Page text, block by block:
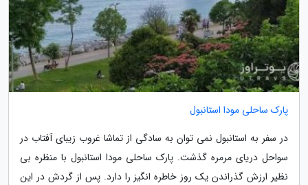
پارک ساحلی مودا استانبول
در سفر به استانبول نمی توان به سادگی از تماشا غروب زیبای آفتاب در
سواحل دریای مرمره گذشت. پارک ساحلی مودا استانبول با منظره بی
نظیر ارزش گذراندن یک روز خاطره انگیز را دارد. پس از گردش در این